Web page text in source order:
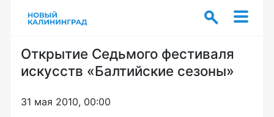
Открытие Седьмого фестиваля
искусств «Балтийские сезоны»
31 мая 2010, 00:00